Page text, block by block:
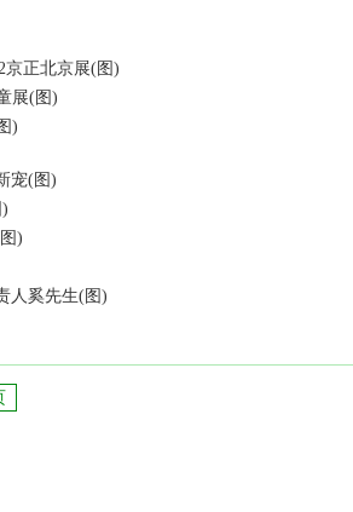
京正北京展(图)
展(图)
)
宠(图)
)
人奚先生(图)